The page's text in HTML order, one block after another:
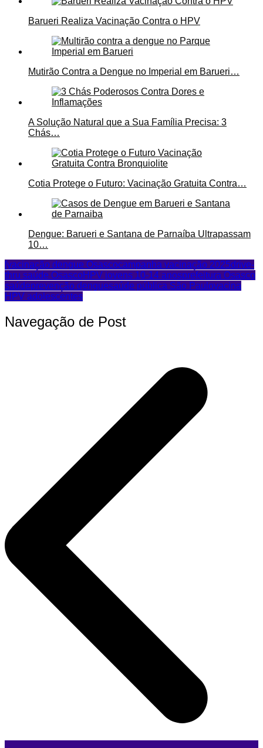
Barueri Realiza Vacinação Contra o HPV
Mutirão Contra a Dengue no Imperial em Barueri…
A Solução Natural que a Sua Família Precisa: 3
Chás…
Cotia Protege o Futuro: Vacinação Gratuita Contra…
Dengue: Barueri e Santana de Parnaíba Ultrapassam
10…
[vacinação dengue Osascocampanha vacinação 2025drive-
thru saúde Osasco HPV jovens 10-14 anosprefeitura Osasco
saúdeprevenção denguesaúde pública São Paulovacina
HPV adolescentes
Navegação de Post